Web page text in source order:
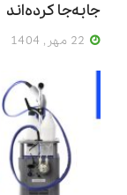
جابه‌جا کرده‌اند